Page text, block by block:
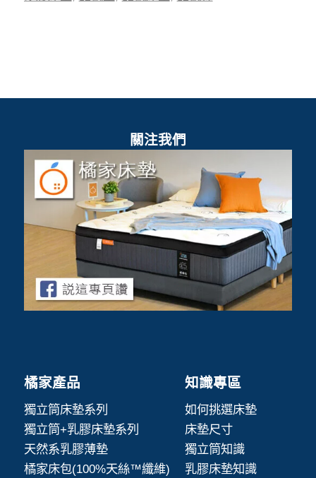
關注我們
橘家產品
獨立筒床墊系列
獨立筒+乳膠床墊系列
天然系乳膠薄墊
橘家床包(100%天絲™纖維)
知識專區
如何挑選床墊
床墊尺寸
獨立筒知識
乳膠床墊知識